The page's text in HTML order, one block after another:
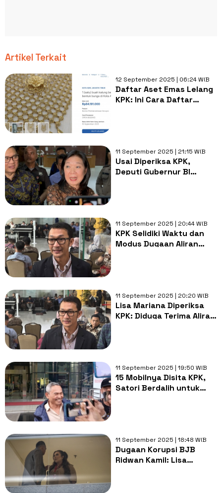
Artikel Terkait
12 September 2025 | 06:24 WIB
Daftar Aset Emas Lelang
KPK: Ini Cara Daftar
11 September 2025 | 21:15 WIB
Usai Diperiksa KPK,
Deputi Gubernur BI
11 September 2025 | 20:44 WIB
KPK Selidiki Waktu dan
Modus Dugaan Aliran
11 September 2025 | 20:20 WIB
Lisa Mariana Diperiksa
KPK: Diduga Terima Aliran
11 September 2025 | 19:50 WIB
15 Mobilnya Disita KPK,
Satori Berdalih untuk
11 September 2025 | 18:48 WIB
Dugaan Korupsi BJB
Ridwan Kamil: Lisa